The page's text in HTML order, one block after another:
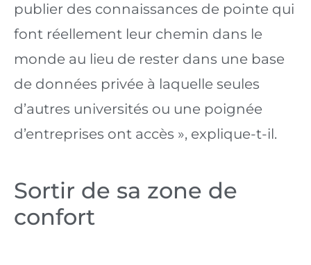
publier des connaissances de pointe qui
font réellement leur chemin dans le
monde au lieu de rester dans une base
de données privée à laquelle seules
d’autres universités ou une poignée
d’entreprises ont accès », explique-t-il.
Sortir de sa zone de
confort